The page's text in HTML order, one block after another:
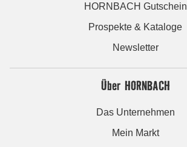
HORNBACH Gutschein
Prospekte & Kataloge
Newsletter
Über HORNBACH
Das Unternehmen
Mein Markt